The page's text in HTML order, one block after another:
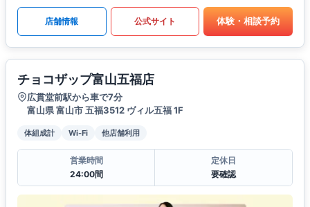
店舗情報 公式サイト 体験・相談予約
チョコザップ富山五福店
広貫堂前駅から車で7分
富山県 富山市 五福3512 ヴィル五福 1F
体組成計 Wi-Fi 他店舗利用
営業時間
24:00間
定休日
要確認